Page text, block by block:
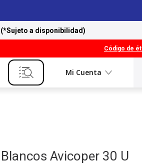
a disponibilidad)
Código de
Mi Cuenta
Avicoper 30 U